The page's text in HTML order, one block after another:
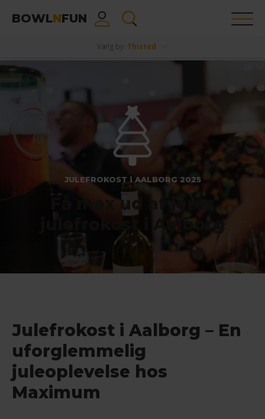
BOWLNFUN
Vælg by: Thisted
JULEFROKOST i AALBORG 2025
Få max ud af jeres
julefrokost i Aalborg
Julefrokost i Aalborg – En
uforglemmelig
juleoplevelse hos
Maximum